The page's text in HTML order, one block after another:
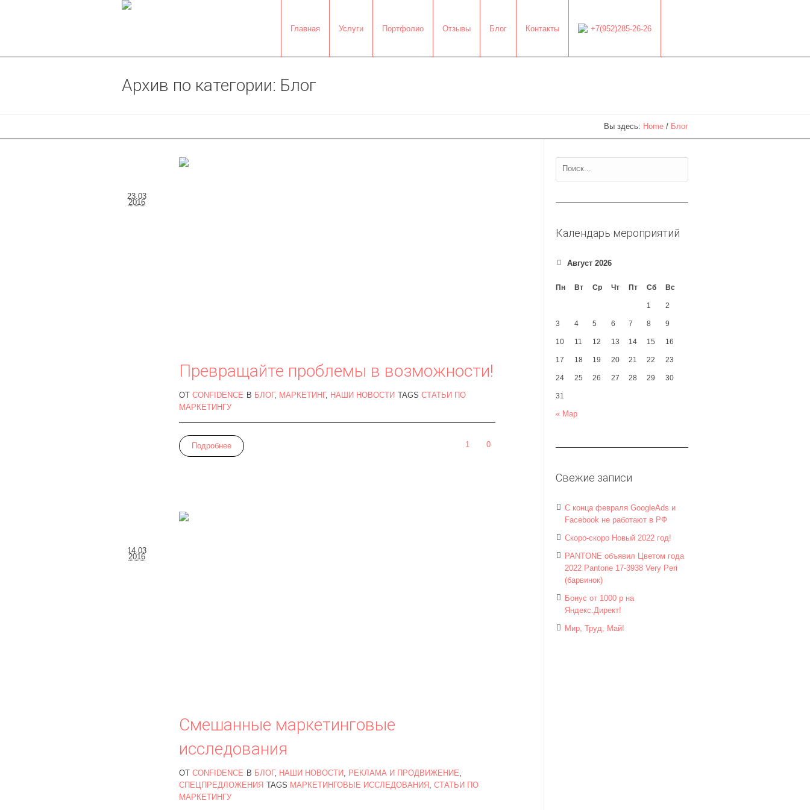
Главная Услуги Портфолио Отзывы Блог Контакты +7(952)285-26-26
Архив по категории: Блог
Вы здесь: Home / Блог
23.03
2016
Превращайте проблемы в возможности!
ОТ CONFIDENCE В БЛОГ, МАРКЕТИНГ, НАШИ НОВОСТИ TAGS СТАТЬИ ПО
МАРКЕТИНГУ
1 0
Подробнее
14.03
2016
Смешанные маркетинговые
исследования
ОТ CONFIDENCE В БЛОГ, НАШИ НОВОСТИ, РЕКЛАМА И ПРОДВИЖЕНИЕ,
СПЕЦПРЕДЛОЖЕНИЯ TAGS МАРКЕТИНГОВЫЕ ИССЛЕДОВАНИЯ , СТАТЬИ ПО
МАРКЕТИНГУ
Календарь мероприятий
Август 2026
Пн Вт Ср Чт Пт Сб Вс
« Мар
1 2
3 4 5 6 7 8 9
10 11 12 13 14 15 16
17 18 19 20 21 22 23
24 25 26 27 28 29 30
31
Свежие записи
С конца февраля GoogleAds и
Facebook не работают в РФ
Скоро-скоро Новый 2022 год!
PANTONE объявил Цветом года
2022 Pantone 17-3938 Very Peri
(барвинок)
Бонус от 1000 р на
Яндекс.Директ!
Мир, Труд, Май!